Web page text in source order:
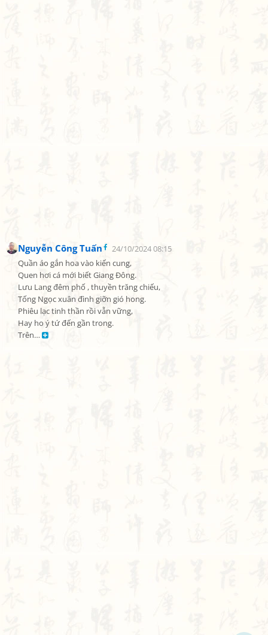
Nguyễn Công Tuấn
24/10/2024 08:15
Quần áo gắn hoa vào kiến cung,
Quen hơi cá mới biết Giang Đông.
Lưu Lang đêm phố , thuyền trăng chiếu,
Tống Ngọc xuân đình giỡn gió hong.
Phiêu lạc tinh thần rồi vẫn vững,
Hay ho ý tứ đến gần trong.
Trên…